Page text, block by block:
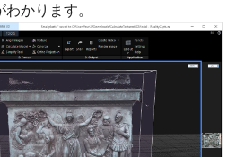
かります。